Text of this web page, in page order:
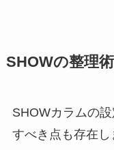
SHOWの整理
SHOWカラムの
すべき点も存在し